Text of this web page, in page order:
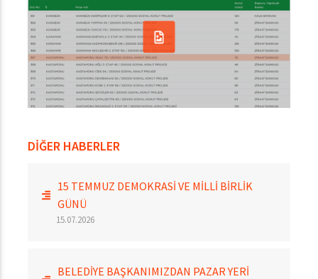
DİĞER HABERLER
15 TEMMUZ DEMOKRASİ VE MİLLİ BİRLİK
GÜNÜ
15.07.2026
BELEDİYE BAŞKANIMIZDAN PAZAR YERİ